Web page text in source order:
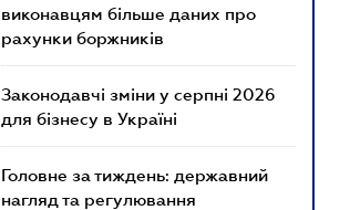
виконавцям більше даних про
рахунки боржників
Законодавчі зміни у серпні 2026
для бізнесу в Україні
Головне за тиждень: державний
нагляд та регулювання